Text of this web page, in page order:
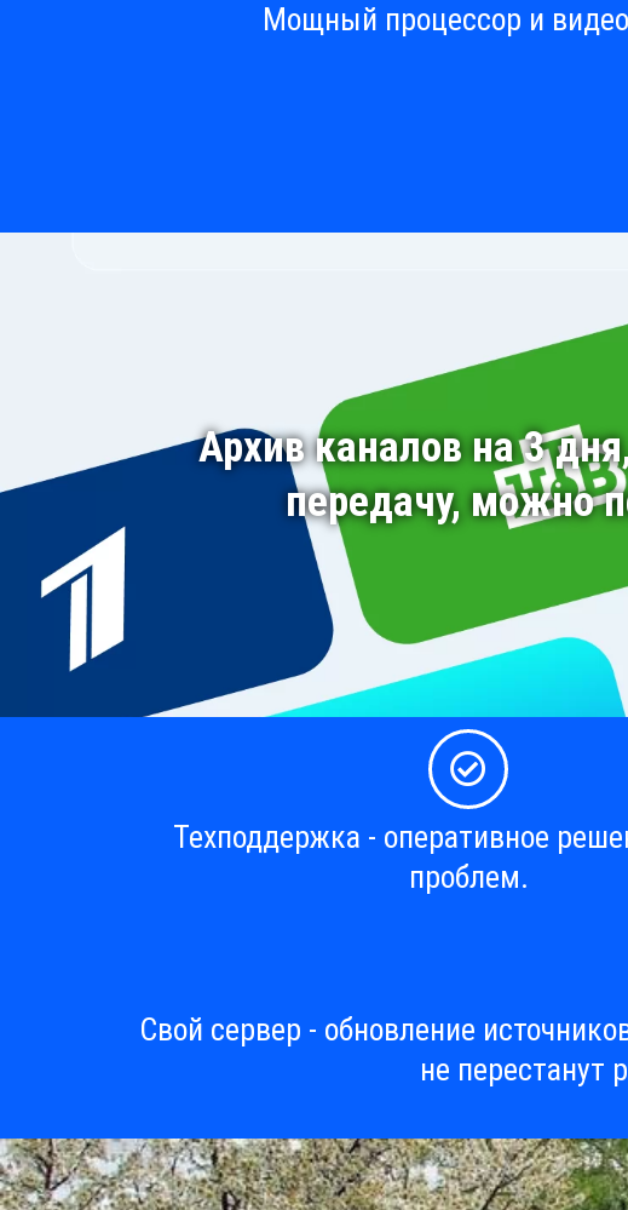
Мощный процессор и
Архив каналов на 3
передачу, можно
Техподдержка - оперативное
проблем.
Свой сервер - обновление
не перестанут